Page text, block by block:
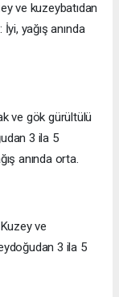
ve kuzeybatıdan
yağış anında
ve gök gürültülü
3 ila 5
anında orta.
ve
3 ila 5